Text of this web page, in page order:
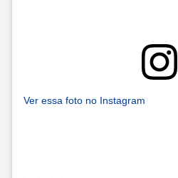
Ver essa foto no Instagram